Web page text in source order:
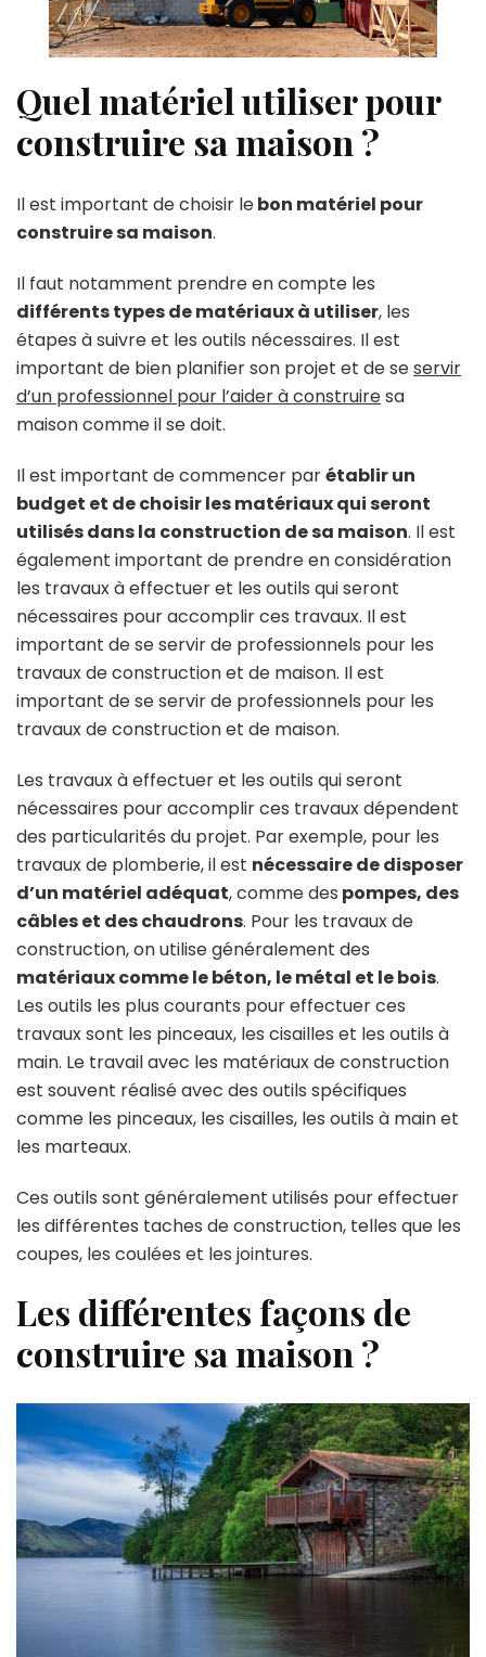
Quel matériel utiliser pour
construire sa maison ?
Il est important de choisir lebon matériel pour
construire sa maison.
Il faut notamment prendre en compte les
différents types de matériaux à utiliser, les
étapes à suivre et les outils nécessaires. Il est
important de bien planifier son projet et de seservir
d’un professionnel pour l’aider à construiresa
maison comme il se doit.
Il est important de commencer parétablir un
budget et de choisir les matériaux qui seront
utilisés dans la construction de sa maison. Il est
également important de prendre en considération
les travaux à effectuer et les outils qui seront
nécessaires pour accomplir ces travaux. Il est
important de se servir de professionnels pour les
travaux de construction et de maison. Il est
important de se servir de professionnels pour les
travaux de construction et de maison.
Les travaux à effectuer et les outils qui seront
nécessaires pour accomplir ces travaux dépendent
des particularités du projet. Par exemple, pour les
travaux de plomberie, il est nécessaire de disposer
d’un matériel adéquat, comme des pompes, des
câbles et des chaudrons. Pour les travaux de
construction, on utilise généralement des
matériaux comme le béton, le métal et le bois.
Les outils les plus courants pour effectuer ces
travaux sont les pinceaux, les cisailles et les outils à
main. Le travail avec les matériaux de construction
est souvent réalisé avec des outils spécifiques
comme les pinceaux, les cisailles, les outils à main et
les marteaux.
Ces outils sont généralement utilisés pour effectuer
les différentes taches de construction, telles que les
coupes, les coulées et les jointures.
Les différentes façons de
construire sa maison ?